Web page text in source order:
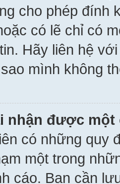
cho phép đính
có lẽ chỉ có
Hãy liên hệ
mình không
nhận được một
có những quy
một trong
cáo. Bạn cần